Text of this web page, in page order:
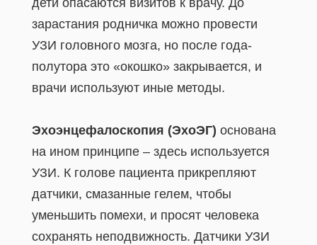
дети опасаются визитов к врачу. До
зарастания родничка можно провести
УЗИ головного мозга, но после года-
полутора это «окошко» закрывается, и
врачи используют иные методы.
Эхоэнцефалоскопия (ЭхоЭГ) основана
на ином принципе – здесь используется
УЗИ. К голове пациента прикрепляют
датчики, смазанные гелем, чтобы
уменьшить помехи, и просят человека
сохранять неподвижность. Датчики УЗИ